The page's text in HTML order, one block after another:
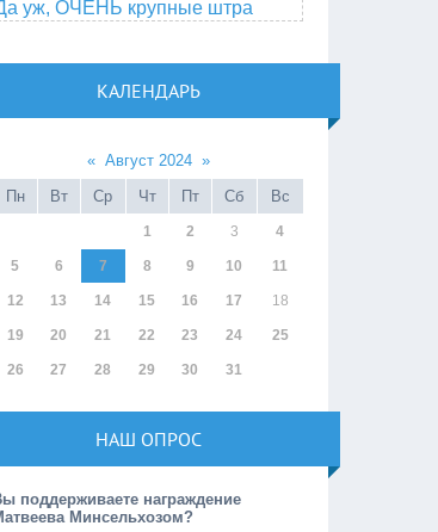
уж, ОЧЕНЬ крупные штра
КАЛЕНДАРЬ
« Август 2024 »
Пн
Вт Ср Чт Пт Сб Вс
1 2 3 4
5 6 7 8 9 10 11
12 13 14 15 16 17 18
19 20 21 22 23 24 25
26 27 28 29 30 31
НАШ ОПРОС
поддерживаете награждение
Минсельхозом?